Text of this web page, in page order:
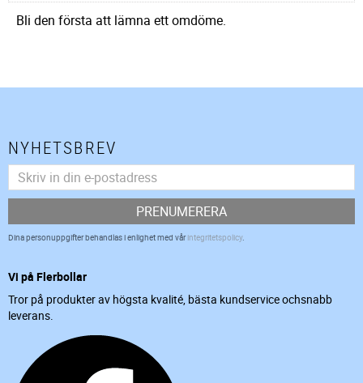
Bli den första att lämna ett omdöme.
NYHETSBREV
PRENUMERERA
Dina personuppgifter behandlas i enlighet med vårintegritetspolicy.
Vi på Flerbollar
Tror på produkter av högsta kvalité, bästa kundservice ochsnabb
leverans.